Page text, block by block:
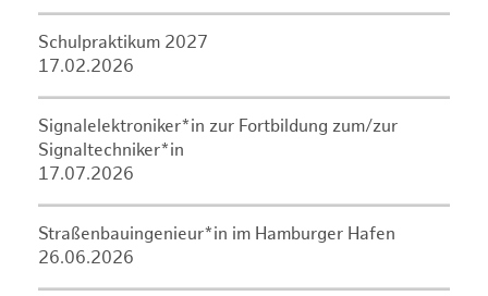
Schulpraktikum 2027
17.02.2026
Signalelektroniker*in zur Fortbildung zum/zur
Signaltechniker*in
17.07.2026
Straßenbauingenieur*in im Hamburger Hafen
26.06.2026